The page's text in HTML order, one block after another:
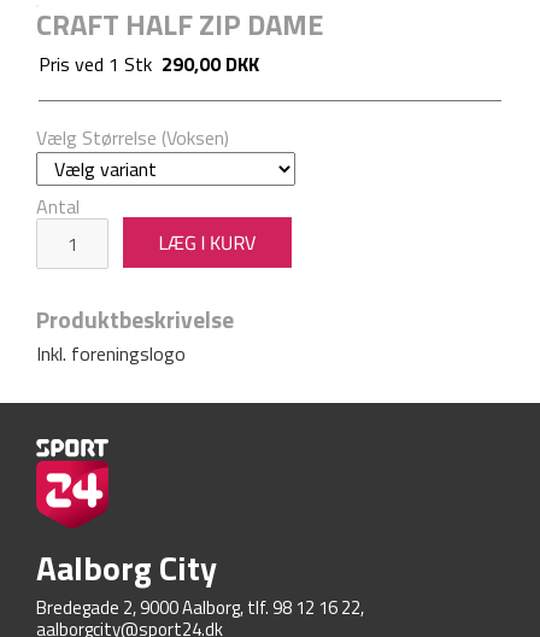
CRAFT HALF ZIP DAME
Pris ved 1 Stk 290,00 DKK
Vælg Størrelse (Voksen)
Antal
Produktbeskrivelse
Inkl. foreningslogo
Aalborg City
Bredegade 2, 9000 Aalborg, tlf. 98 12 16 22,
aalborgcity@sport24.dk